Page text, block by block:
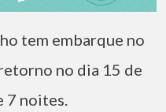
tem embarque no
no dia 15 de
7 noites.